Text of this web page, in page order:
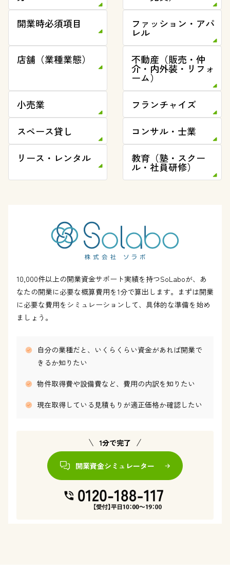
開業時必須項目
ファッション・アパ
レル
店舗（業種業態）
不動産（販売・仲
介・内外装・リフォ
ーム）
小売業
フランチャイズ
スペース貸し
コンサル・士業
リース・レンタル
教育（塾・スクー
ル・社員研修）
10,000件以上の開業資金サポート実績を持つSoLaboが、あ
なたの開業に必要な概算費用を1分で算出します。まずは開業
に必要な費用をシミュレーションして、具体的な準備を始め
ましょう。
自分の業種だと、いくらくらい資金があれば開業で
きるか知りたい
物件取得費や設備費など、費用の内訳を知りたい
現在取得している見積もりが適正価格か確認したい
1分で完了
開業資金シミュレーター